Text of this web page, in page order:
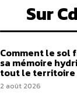
Sur
Comment le sol
sa mémoire
tout le territoire
2 août 2026